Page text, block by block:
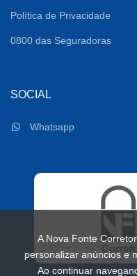
Política de Privacidade
0800 das Seguradoras
SOCIAL
Whatsapp
A Nova Fonte
personalizar anúncios e
Ao continuar